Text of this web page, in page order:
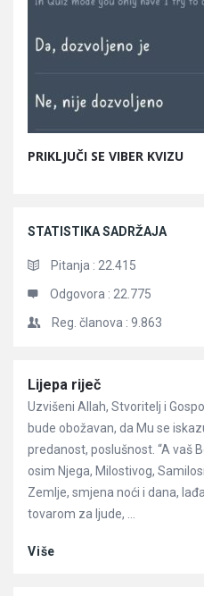
PRIKLJUČI SE VIBER KVIZU
STATISTIKA SADRŽAJA
Pitanja : 22.415
Odgovora : 22.775
Reg. članova : 9.863
Članci
Lijepa riječ
Uzvišeni Allah, Stvoritelj i
bude obožavan, da Mu se
predanost, poslušnost. “A vaš
osim Njega, Milostivog,
Zemlje, smjena noći i dana,
tovarom za ljude, ...
Više